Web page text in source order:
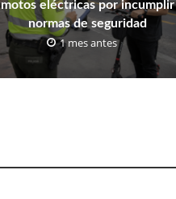
motos eléctricas por incumplir
normas de seguridad
1 mes antes